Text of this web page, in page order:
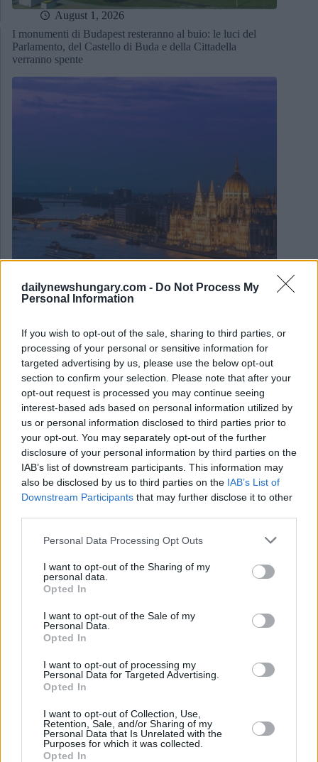
dailynewshungary.com - Do Not Process My
Personal Information
If you wish to opt-out of the sale, sharing to third parties, or
processing of your personal or sensitive information for
targeted advertising by us, please use the below opt-out
section to confirm your selection. Please note that after your
opt-out request is processed you may continue seeing
interest-based ads based on personal information utilized by
us or personal information disclosed to third parties prior to
your opt-out. You may separately opt-out of the further
disclosure of your personal information by third parties on the
IAB’s list of downstream participants. This information may
also be disclosed by us to third parties on the IAB’s List of
Downstream Participants that may further disclose it to other
Please note that this website/app uses one or more Google
not limited to your visit or usage behaviour. You may click to
grant or deny consent to Google and its third-party tags to
use your data for below specified purposes in below Google
consent section.
Personal Data Processing Opt Outs
I want to opt-out of the Sharing of my
personal data.
Opted In
I want to opt-out of the Sale of my
Personal Data.
Opted In
I want to opt-out of processing my
Personal Data for Targeted Advertising.
Opted In
I want to opt-out of Collection, Use,
Retention, Sale, and/or Sharing of my
Personal Data that Is Unrelated with the
Purposes for which it was collected.
Opted In
August 1, 2026
I monumenti di Budapest resteranno al buio: le luci del
Parlamento, del Castello di Buda e della Cittadella
verranno spente
July 31, 2026
Il governo ungherese annuncia uno dei più grandi
programmi di investimento nelle energie rinnovabili degli
ultimi decenni
July 31, 2026
affrontando «una delle peggiori crisi energetiche degli
ultimi decenni» e comunica la nuova data di chiusura di